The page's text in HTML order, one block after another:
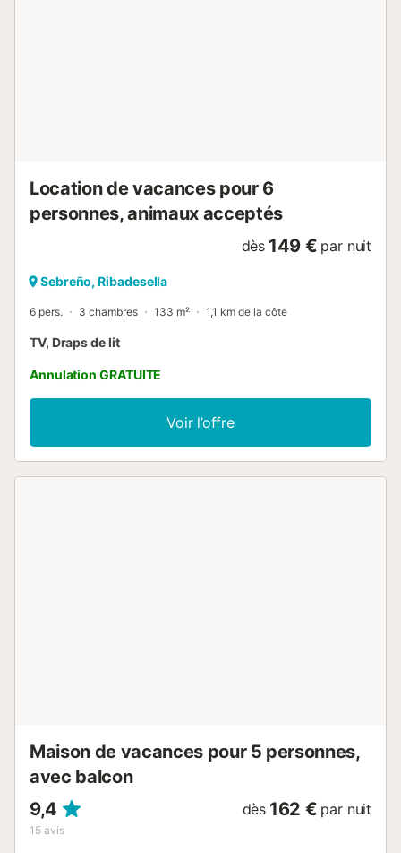
Location de vacances pour 6
personnes, animaux acceptés
dès 149 € par nuit
Sebreño, Ribadesella
6 pers. 3 chambres 133 m² 1,1 km de la côte
TV, Draps de lit
Annulation GRATUITE
Voir l’offre
Maison de vacances pour 5 personnes,
avec balcon
9,4
15 avis
dès 162 € par nuit